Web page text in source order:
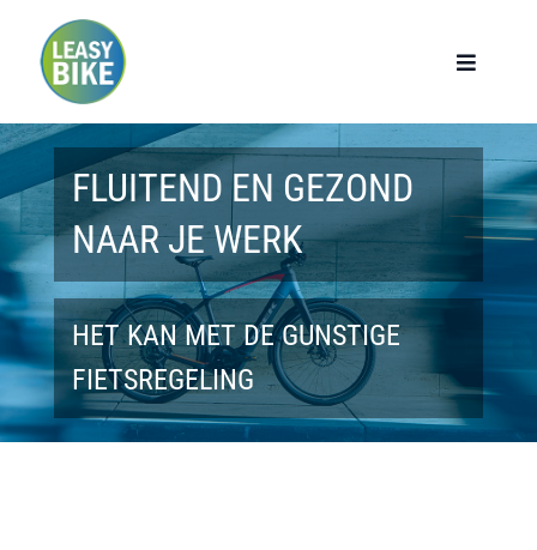
Toggle
Home
Werknemers
Werkgevers
Privé lease
Modellen
FLUITEND EN GEZOND
NAAR JE WERK
HET KAN MET DE GUNSTIGE
FIETSREGELING